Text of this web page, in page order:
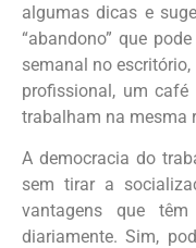
algumas dicas e
“abandono” que
semanal no
profissional, um
trabalham na mesma
A democracia do
sem tirar a
vantagens que
diariamente. Sim,